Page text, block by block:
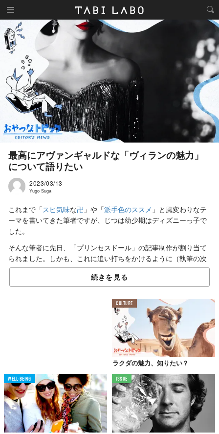
最高にアヴァンギャルドな「ヴィランの魅力」
について語りたい
2023/03/13
Yugo Suga
これまで「スピ気味な卍 」や「派手色のススメ 」と風変わりなテ
ーマを書いてきた筆者ですが、じつは幼少期はディズニーっ子で
した。
そんな筆者に先日、「プリンセスドール」の記事制作が割り当て
られました。しかも、これに追い打ちをかけるように（執筆の次
の日に！）、テレビで「好きなディズニーヴィラン」のランキン
グが発表されるではありませんか！
ディズニー熱が再燃中ということで、今回は“推しヴィラン”につ
というのも、筆者には前から「憧れのディズニーヴィラン」がい
るのです。ヒーローやプリンセスではなく、ヴィランです。
まず、読者の皆さんはヴィランに魅力を感じたことはあるでしょ
うか。プリンセスやヒーローも勿論素敵ですが、ピーキーで、心
に闇を持ったヴィランズも同じく魅力的だと思います。
ヒーロー・ヒロインなんて皆好きなわけだし、ヴィランを推して
るくらいのほうが個性的な感じがしていいでしょう？笑
そもそも「ヴィラン」という言葉には、悪党や悪役の意味だけで
なく、「ヒーローやヒロインと釣り合うほどの魅力を持つキャラ
続きを見る
CULTURE
ラクダの魅力、知りたい？
WELL-BEING ISSUE